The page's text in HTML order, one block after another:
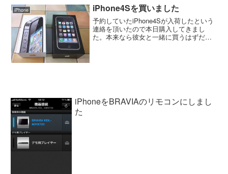
コードを入れていたので問題はなかっ
た。今朝、朝日を顔に浴びな...
iPhone iPhone4Sを買いました
予約していたiPhone4Sが入荷したという
連絡を頂いたので本日購入してきまし
た。本来なら彼女と一緒に買うはずだっ
iPhoneをBRAVIAのリモコンにしまし
た